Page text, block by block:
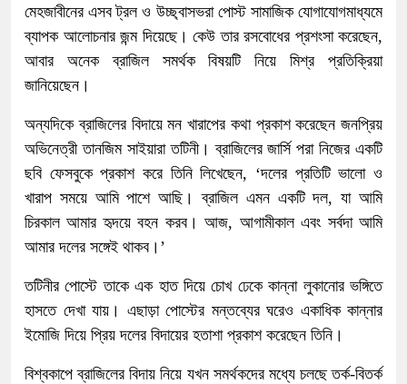
মেহজাবীনের এসব ট্রল ও উচ্ছ্বাসভরা পোস্ট সামাজিক যোগাযোগমাধ্যমে
ব্যাপক আলোচনার জন্ম দিয়েছে। কেউ তার রসবোধের প্রশংসা করেছেন,
আবার অনেক ব্রাজিল সমর্থক বিষয়টি নিয়ে মিশ্র প্রতিক্রিয়া
জানিয়েছেন।
অন্যদিকে ব্রাজিলের বিদায়ে মন খারাপের কথা প্রকাশ করেছেন জনপ্রিয়
অভিনেত্রী তানজিম সাইয়ারা তটিনী। ব্রাজিলের জার্সি পরা নিজের একটি
ছবি ফেসবুকে প্রকাশ করে তিনি লিখেছেন, ‘দলের প্রতিটি ভালো ও
খারাপ সময়ে আমি পাশে আছি। ব্রাজিল এমন একটি দল, যা আমি
চিরকাল আমার হৃদয়ে বহন করব। আজ, আগামীকাল এবং সর্বদা আমি
আমার দলের সঙ্গেই থাকব।’
তটিনীর পোস্টে তাকে এক হাত দিয়ে চোখ ঢেকে কান্না লুকানোর ভঙ্গিতে
হাসতে দেখা যায়। এছাড়া পোস্টের মন্তব্যের ঘরেও একাধিক কান্নার
ইমোজি দিয়ে প্রিয় দলের বিদায়ের হতাশা প্রকাশ করেছেন তিনি।
বিশ্বকাপে ব্রাজিলের বিদায় নিয়ে যখন সমর্থকদের মধ্যে চলছে তর্ক-বিতর্ক